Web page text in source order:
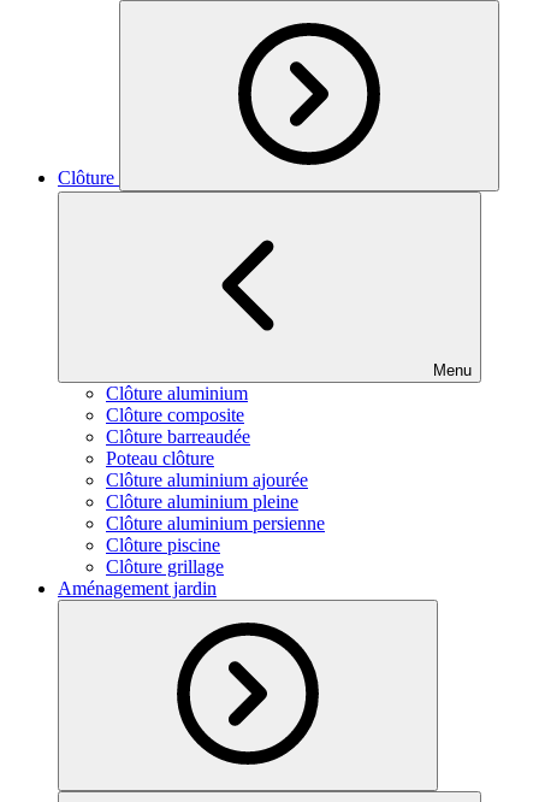
Clôture
Menu
Clôture aluminium
Clôture composite
Clôture barreaudée
Poteau clôture
Clôture aluminium ajourée
Clôture aluminium pleine
Clôture aluminium persienne
Clôture piscine
Clôture grillage
Aménagement jardin